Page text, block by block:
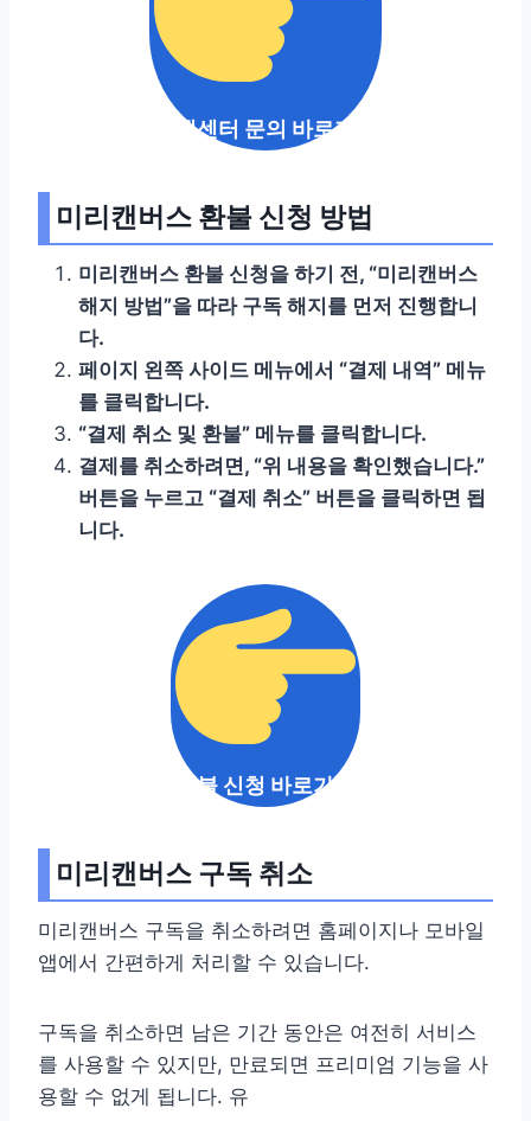
고객센터 문의 바로가기
미리캔버스 환불 신청 방법
미리캔버스 환불 신청을 하기 전, “미리캔버스
해지 방법”을 따라 구독 해지를 먼저 진행합니
다.
페이지 왼쪽 사이드 메뉴에서 “결제 내역” 메뉴
를 클릭합니다.
“결제 취소 및 환불” 메뉴를 클릭합니다.
결제를 취소하려면, “위 내용을 확인했습니다.”
버튼을 누르고 “결제 취소” 버튼을 클릭하면 됩
니다.
환불 신청 바로가기
미리캔버스 구독 취소
미리캔버스 구독을 취소하려면 홈페이지나 모바일
앱에서 간편하게 처리할 수 있습니다.
구독을 취소하면 남은 기간 동안은 여전히 서비스
를 사용할 수 있지만, 만료되면 프리미엄 기능을 사
용할 수 없게 됩니다. 유